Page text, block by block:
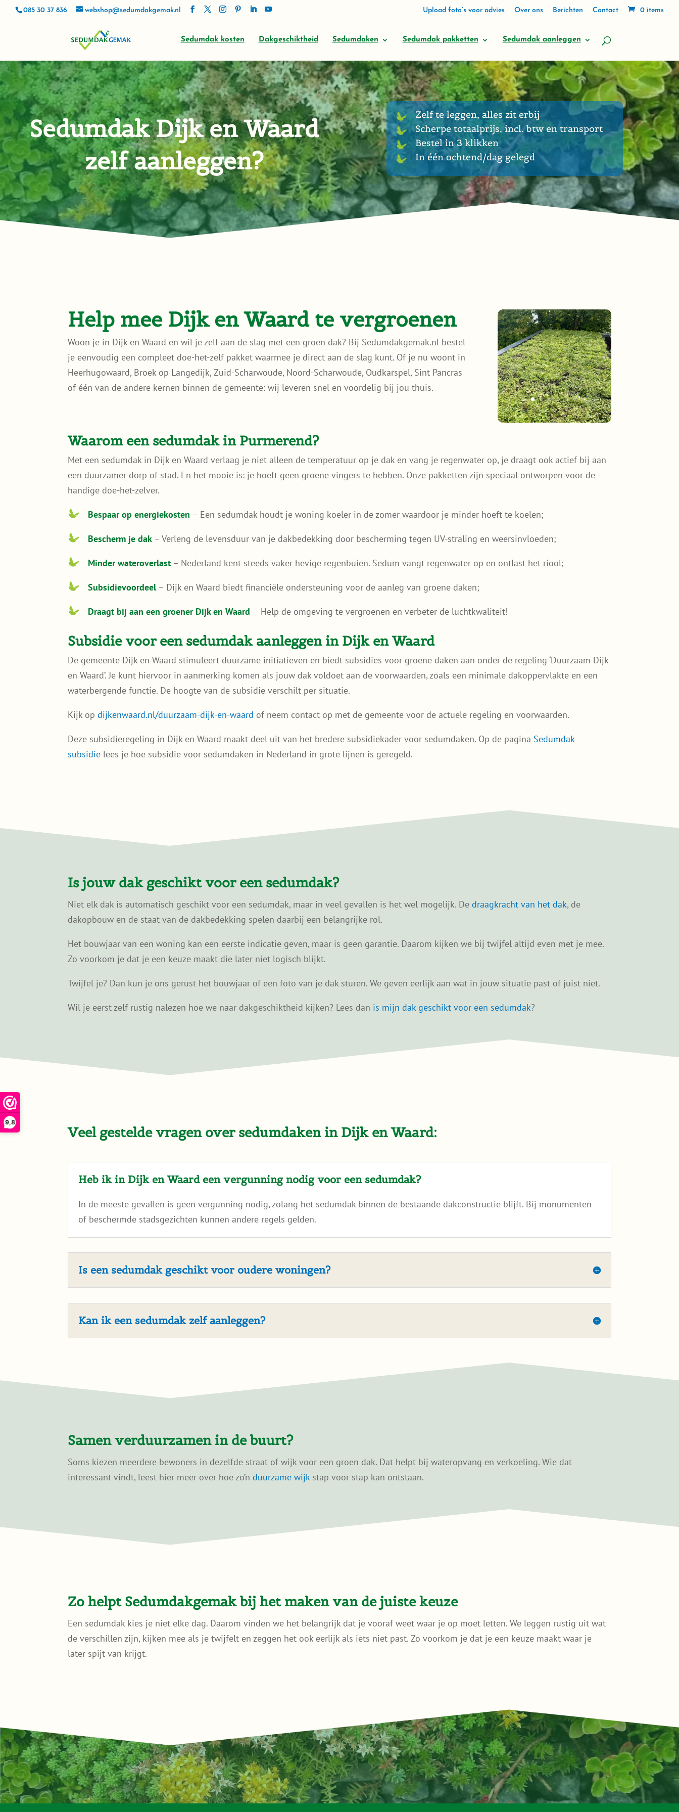
9,8
085 30 37 836 webshop@sedumdakgemak.nl Upload foto’s voor advies Over ons Berichten Contact 0 items
Sedumdak kosten Dakgeschiktheid Sedumdaken Sedumdak pakketten Sedumdak aanleggen
Sedumdak Dijk en Waard
zelf aanleggen?
Zelf te leggen, alles zit erbij
Scherpe totaalprijs, incl. btw en transport
Bestel in 3 klikken
In één ochtend/dag gelegd
Help mee Dijk en Waard te vergroenen
Woon je in Dijk en Waard en wil je zelf aan de slag met een groen dak? Bij Sedumdakgemak.nl bestel
je eenvoudig een compleet doe-het-zelf pakket waarmee je direct aan de slag kunt. Of je nu woont in
Heerhugowaard, Broek op Langedijk, Zuid-Scharwoude, Noord-Scharwoude, Oudkarspel, Sint Pancras
of één van de andere kernen binnen de gemeente: wij leveren snel en voordelig bij jou thuis.
Waarom een sedumdak in Purmerend?
Met een sedumdak in Dijk en Waard verlaag je niet alleen de temperatuur op je dak en vang je regenwater op, je draagt ook actief bij aan
een duurzamer dorp of stad. En het mooie is: je hoeft geen groene vingers te hebben. Onze pakketten zijn speciaal ontworpen voor de
handige doe-het-zelver.
Bespaar op energiekosten – Een sedumdak houdt je woning koeler in de zomer waardoor je minder hoeft te koelen;
Bescherm je dak – Verleng de levensduur van je dakbedekking door bescherming tegen UV-straling en weersinvloeden;
Minder wateroverlast – Nederland kent steeds vaker hevige regenbuien. Sedum vangt regenwater op en ontlast het riool;
Subsidievoordeel– Dijk en Waard biedt financiële ondersteuning voor de aanleg van groene daken;
Draagt bij aan een groener Dijk en Waard – Help de omgeving te vergroenen en verbeter de luchtkwaliteit!
Subsidie voor een sedumdak aanleggen in Dijk en Waard
De gemeente Dijk en Waard stimuleert duurzame initiatieven en biedt subsidies voor groene daken aan onder de regeling ‘Duurzaam Dijk
en Waard’. Je kunt hiervoor in aanmerking komen als jouw dak voldoet aan de voorwaarden, zoals een minimale dakoppervlakte en een
waterbergende functie. De hoogte van de subsidie verschilt per situatie.
Kijk opdijkenwaard.nl/duurzaam-dijk-en-waard of neem contact op met de gemeente voor de actuele regeling en voorwaarden.
Deze subsidieregeling in Dijk en Waard maakt deel uit van het bredere subsidiekader voor sedumdaken. Op de pagina Sedumdak
subsidie lees je hoe subsidie voor sedumdaken in Nederland in grote lijnen is geregeld.
Is jouw dak geschikt voor een sedumdak?
Niet elk dak is automatisch geschikt voor een sedumdak, maar in veel gevallen is het wel mogelijk. Dedraagkracht van het dak, de
dakopbouw en de staat van de dakbedekking spelen daarbij een belangrijke rol.
Het bouwjaar van een woning kan een eerste indicatie geven, maar is geen garantie. Daarom kijken we bij twijfel altijd even met je mee.
Zo voorkom je dat je een keuze maakt die later niet logisch blijkt.
Twijfel je? Dan kun je ons gerust het bouwjaar of een foto van je dak sturen. We geven eerlijk aan wat in jouw situatie past of juist niet.
Wil je eerst zelf rustig nalezen hoe we naar dakgeschiktheid kijken? Lees dan is mijn dak geschikt voor een sedumdak?
Veel gestelde vragen over sedumdaken in Dijk en Waard:
Heb ik in Dijk en Waard een vergunning nodig voor een sedumdak?
In de meeste gevallen is geen vergunning nodig, zolang het sedumdak binnen de bestaande dakconstructie blijft. Bij monumenten
of beschermde stadsgezichten kunnen andere regels gelden.
Is een sedumdak geschikt voor oudere woningen?
Kan ik een sedumdak zelf aanleggen?
Samen verduurzamen in de buurt?
Soms kiezen meerdere bewoners in dezelfde straat of wijk voor een groen dak. Dat helpt bij wateropvang en verkoeling. Wie dat
interessant vindt, leest hier meer over hoe zo’nduurzame wijk stap voor stap kan ontstaan.
Zo helpt Sedumdakgemak bij het maken van de juiste keuze
Een sedumdak kies je niet elke dag. Daarom vinden we het belangrijk dat je vooraf weet waar je op moet letten. We leggen rustig uit wat
de verschillen zijn, kijken mee als je twijfelt en zeggen het ook eerlijk als iets niet past. Zo voorkom je dat je een keuze maakt waar je
later spijt van krijgt.